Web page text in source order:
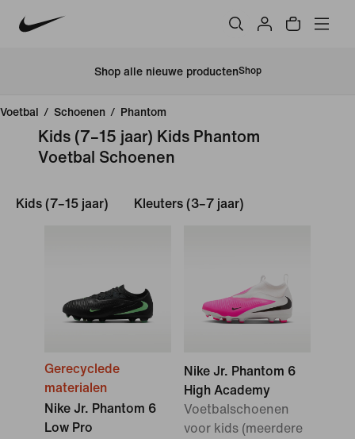
Shop alle nieuwe productenShop
Voetbal / Schoenen / Phantom
Kids (7–15 jaar) Kids Phantom
Voetbal Schoenen
Kids (7–15 jaar) Kleuters (3–7 jaar)
Gerecyclede
materialen
Nike Jr. Phantom 6
Low Pro
Nike Jr. Phantom 6
High Academy
Voetbalschoenen
voor kids (meerdere